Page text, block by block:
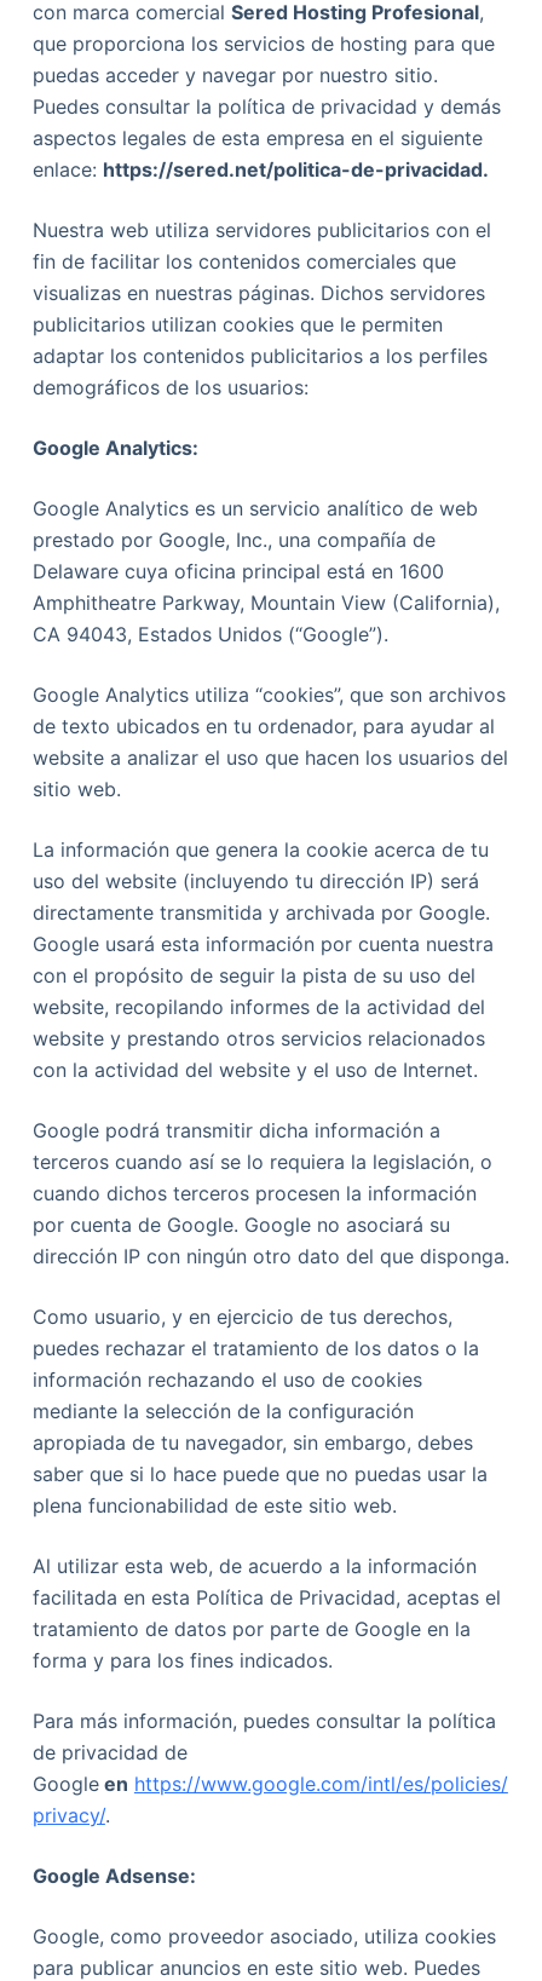
con marca comercial Sered Hosting Profesional,
que proporciona los servicios de hosting para que
puedas acceder y navegar por nuestro sitio.
Puedes consultar la política de privacidad y demás
aspectos legales de esta empresa en el siguiente
enlace: https://sered.net/politica-de-privacidad.
Nuestra web utiliza servidores publicitarios con el
fin de facilitar los contenidos comerciales que
visualizas en nuestras páginas. Dichos servidores
publicitarios utilizan cookies que le permiten
adaptar los contenidos publicitarios a los perfiles
demográficos de los usuarios:
Google Analytics:
Google Analytics es un servicio analítico de web
prestado por Google, Inc., una compañía de
Delaware cuya oficina principal está en 1600
Amphitheatre Parkway, Mountain View (California),
CA 94043, Estados Unidos (“Google”).
Google Analytics utiliza “cookies”, que son archivos
de texto ubicados en tu ordenador, para ayudar al
website a analizar el uso que hacen los usuarios del
sitio web.
La información que genera la cookie acerca de tu
uso del website (incluyendo tu dirección IP) será
directamente transmitida y archivada por Google.
Google usará esta información por cuenta nuestra
con el propósito de seguir la pista de su uso del
website, recopilando informes de la actividad del
website y prestando otros servicios relacionados
con la actividad del website y el uso de Internet.
Google podrá transmitir dicha información a
terceros cuando así se lo requiera la legislación, o
cuando dichos terceros procesen la información
por cuenta de Google. Google no asociará su
dirección IP con ningún otro dato del que disponga.
Como usuario, y en ejercicio de tus derechos,
puedes rechazar el tratamiento de los datos o la
información rechazando el uso de cookies
mediante la selección de la configuración
apropiada de tu navegador, sin embargo, debes
saber que si lo hace puede que no puedas usar la
plena funcionabilidad de este sitio web.
Al utilizar esta web, de acuerdo a la información
facilitada en esta Política de Privacidad, aceptas el
tratamiento de datos por parte de Google en la
forma y para los fines indicados.
Para más información, puedes consultar la política
de privacidad de
Googleen https://www.google.com/intl/es/policies/
privacy/.
Google Adsense:
Google, como proveedor asociado, utiliza cookies
para publicar anuncios en este sitio web. Puedes